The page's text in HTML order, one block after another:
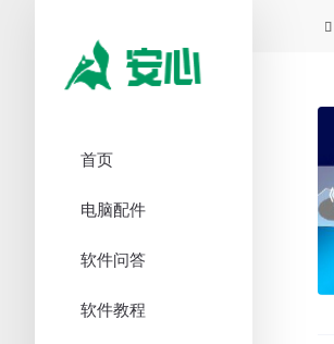
首页
电脑配件
软件问答
软件教程
